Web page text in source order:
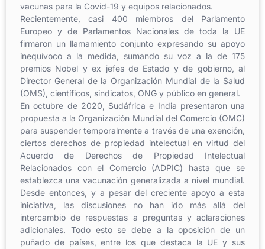
vacunas para la Covid-19 y equipos relacionados.
Recientemente, casi 400 miembros del Parlamento
Europeo y de Parlamentos Nacionales de toda la UE
firmaron un llamamiento conjunto expresando su apoyo
inequívoco a la medida, sumando su voz a la de 175
premios Nobel y ex jefes de Estado y de gobierno, al
Director General de la Organización Mundial de la Salud
(OMS), científicos, sindicatos, ONG y público en general.
En octubre de 2020, Sudáfrica e India presentaron una
propuesta a la Organización Mundial del Comercio (OMC)
para suspender temporalmente a través de una exención,
ciertos derechos de propiedad intelectual en virtud del
Acuerdo de Derechos de Propiedad Intelectual
Relacionados con el Comercio (ADPIC) hasta que se
establezca una vacunación generalizada a nivel mundial.
Desde entonces, y a pesar del creciente apoyo a esta
iniciativa, las discusiones no han ido más allá del
intercambio de respuestas a preguntas y aclaraciones
adicionales. Todo esto se debe a la oposición de un
puñado de países, entre los que destaca la UE y sus